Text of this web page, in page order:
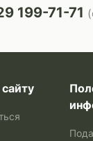
199-71-71